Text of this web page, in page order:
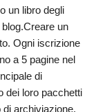
un libro degli
un
Ogni iscrizione
a 5 pagine nel
di
dei loro pacchetti
archiviazione,